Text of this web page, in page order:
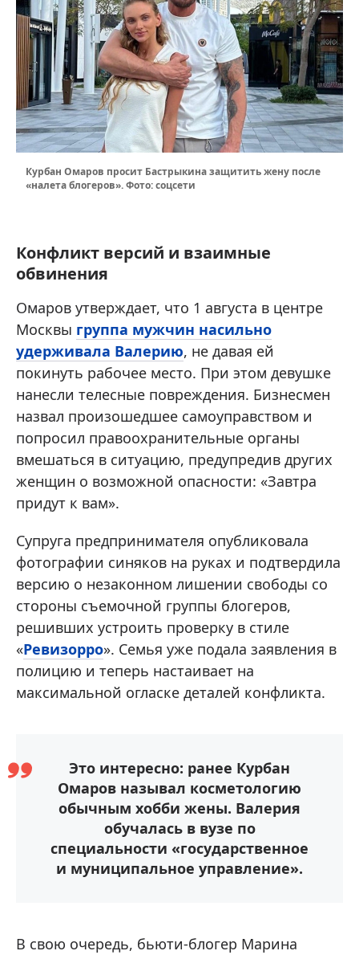
Курбан Омаров просит Бастрыкина защитить жену после
«налета блогеров». Фото: соцсети
Конфликт версий и взаимные
обвинения
Омаров утверждает, что 1 августа в центре
Москвы группа мужчин насильно
удерживала Валерию, не давая ей
покинуть рабочее место. При этом девушке
нанесли телесные повреждения. Бизнесмен
назвал произошедшее самоуправством и
попросил правоохранительные органы
вмешаться в ситуацию, предупредив других
женщин о возможной опасности: «Завтра
придут к вам».
Супруга предпринимателя опубликовала
фотографии синяков на руках и подтвердила
версию о незаконном лишении свободы со
стороны съемочной группы блогеров,
решивших устроить проверку в стиле
«Ревизорро». Семья уже подала заявления в
полицию и теперь настаивает на
максимальной огласке деталей конфликта.
Это интересно: ранее Курбан
Омаров называл косметологию
обычным хобби жены. Валерия
обучалась в вузе по
специальности «государственное
и муниципальное управление».
В свою очередь, бьюти-блогер Марина